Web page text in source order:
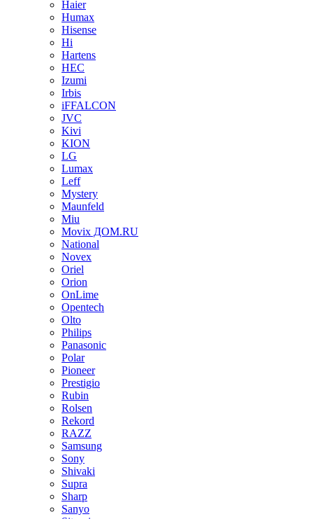
Haier
Humax
Hisense
Hi
Hartens
HEC
Izumi
Irbis
iFFALCON
JVC
Kivi
KION
LG
Lumax
Leff
Mystery
Maunfeld
Miu
Movix ДОМ.RU
National
Novex
Oriel
Orion
OnLime
Opentech
Olto
Philips
Panasonic
Polar
Pioneer
Prestigio
Rubin
Rolsen
Rekord
RAZZ
Samsung
Sony
Shivaki
Supra
Sharp
Sanyo